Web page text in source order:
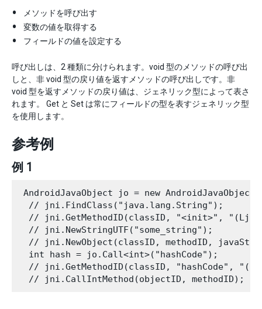
メソッドを呼び出す
変数の値を取得する
フィールドの値を設定する
呼び出しは、2 種類に分けられます。void 型のメソッドの呼び出
しと、非 void 型の戻り値を返すメソッドの呼び出しです。非
void 型を返すメソッドの戻り値は、ジェネリック型によって表さ
れます。 Get と Set は常にフィールドの型を表すジェネリック型
を使用します。
参考例
例 1
AndroidJavaObject jo = new
  // jni.FindClass("java.lang.String");
// jni.GetMethodID(classID, "<init>",
  // jni.NewStringUTF("some_string");
// jni.NewObject(classID, methodID,
  int hash = jo.Call<int>("hashCode");
// jni.GetMethodID(classID, "hashCode",